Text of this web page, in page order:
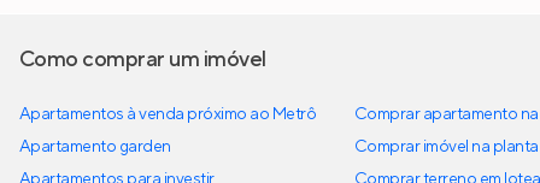
Como comprar um imóvel
Apartamentos à venda próximo ao Metrô
Apartamento garden
Comprar apartamento
Comprar imóvel na planta